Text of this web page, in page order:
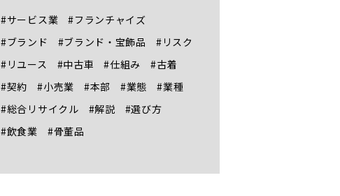
#サービス業
#フランチャイズ
#ブランド
#ブランド・宝飾品
#リスク
#リユース
#中古車 #仕組み
#古着
#契約
#小売業 #本部 #業態
#業種
#総合リサイクル
#解説
#選び方
#飲食業
#骨董品